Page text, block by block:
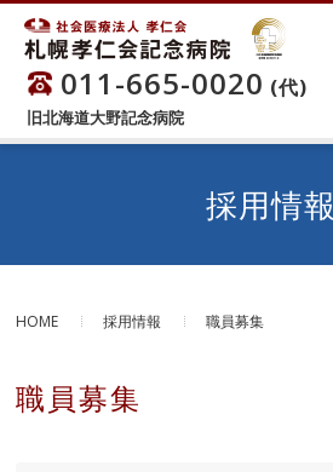
011-665-0020 (代)
旧北海道大野記念病院
採用情報
HOME 採用情報 職員募集
職員募集